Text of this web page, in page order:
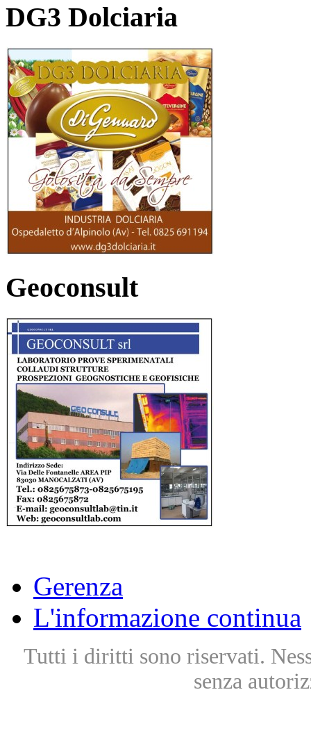
DG3 Dolciaria
Geoconsult
Gerenza
L'informazione continua
Tutti i diritti sono riservati.
senza